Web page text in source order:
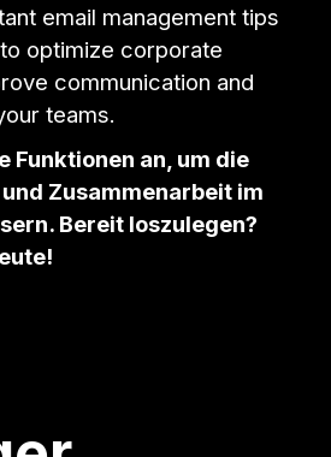
email management tips
optimize corporate
communication and
teams.
Funktionen an, um die
Zusammenarbeit im
Bereit loszulegen?